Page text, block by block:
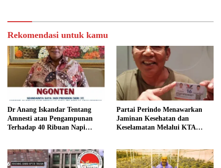
Rekomendasi untuk kamu
Dr Anang Iskandar Tentang
Amnesti atau Pengampunan
Terhadap 40 Ribuan Napi
Partai Perindo Menawarkan
Jaminan Kesehatan dan
Keselamatan Melalui KTA